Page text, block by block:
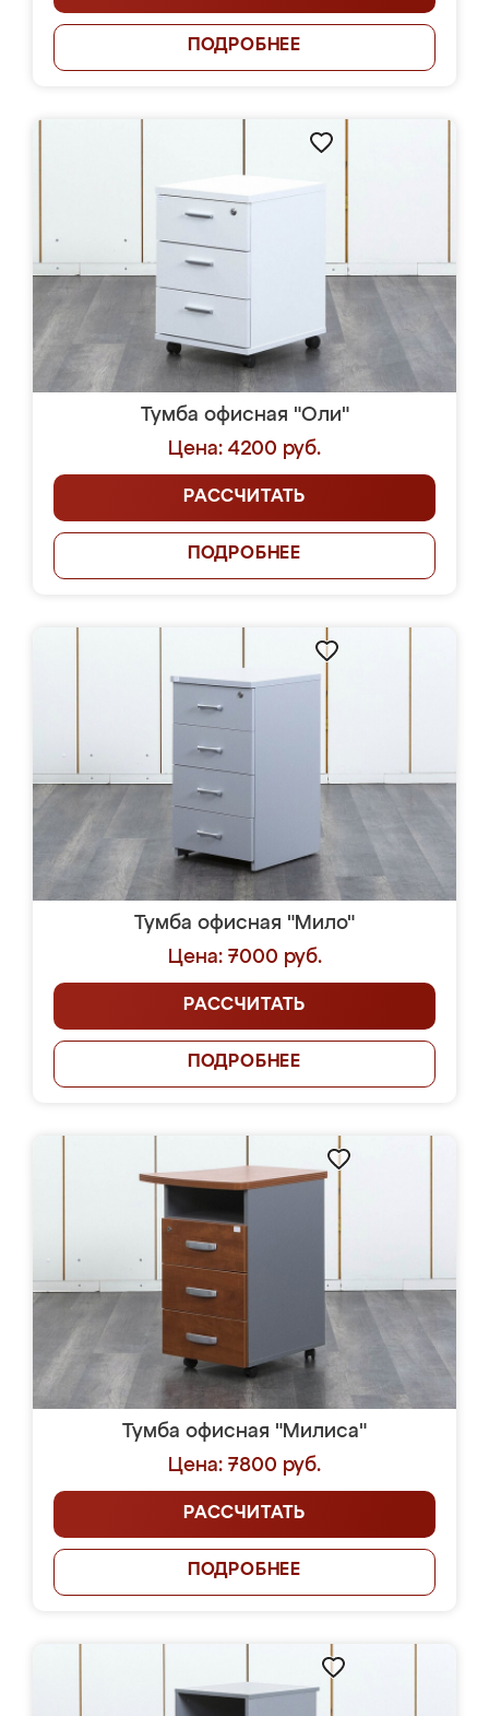
ПОДРОБНЕЕ
Тумба офисная "Оли"
Цена: 4200 руб.
РАССЧИТАТЬ
ПОДРОБНЕЕ
Тумба офисная "Мило"
Цена: 7000 руб.
РАССЧИТАТЬ
ПОДРОБНЕЕ
Тумба офисная "Милиса"
Цена: 7800 руб.
РАССЧИТАТЬ
ПОДРОБНЕЕ